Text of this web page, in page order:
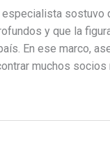
y que la
En ese marco,
muchos